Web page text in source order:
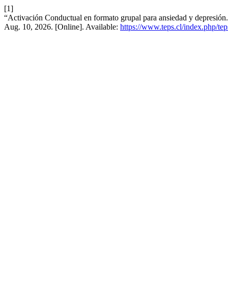
[1]
“Activación Conductual en formato grupal para ansiedad y
Aug. 10, 2026. [Online]. Available: https://www.teps.cl/index.php/